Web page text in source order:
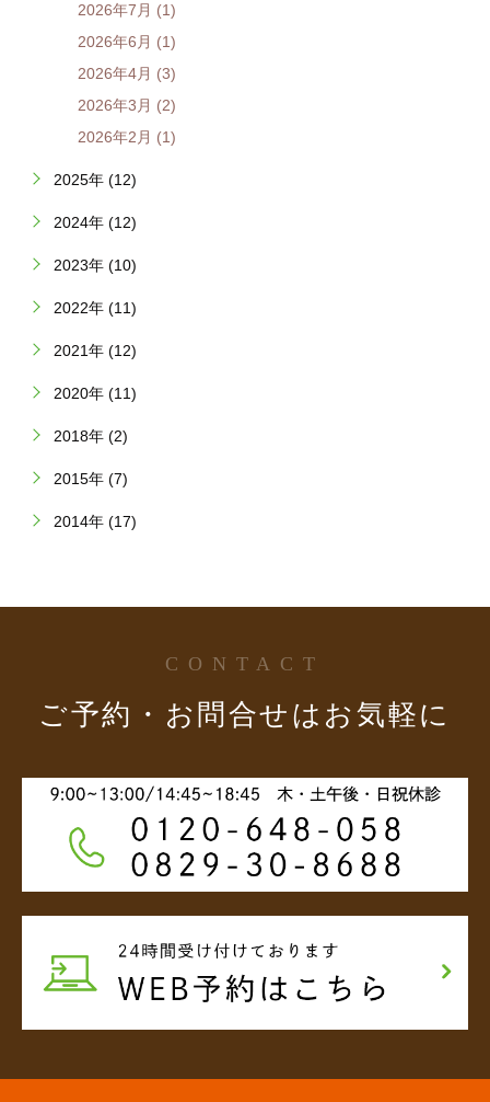
2026年7月 (1)
2026年6月 (1)
2026年4月 (3)
2026年3月 (2)
2026年2月 (1)
2025年 (12)
2024年 (12)
2023年 (10)
2022年 (11)
2021年 (12)
2020年 (11)
2018年 (2)
2015年 (7)
2014年 (17)
CONTACT
ご予約・お問合せはお気軽に